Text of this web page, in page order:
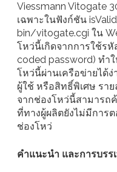
Viessmann Vitogate
เฉพาะในฟังก์ชัน
bin/vitogate.cgi ใน
โหว่นี้เกิดจากการใช้ร
coded password) ทำ
โหว่นี้ผ่านเครือข่ายได้
ผู้ใช้ หรือสิทธิ์พิเศษ รา
จากช่องโหว่นี้สามาร
ที่ทางผู้ผลิตยังไม่มีการ
ช่องโหว่
คำแนะนำ และการบรร